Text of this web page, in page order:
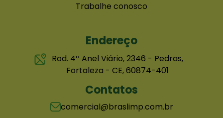
Trabalhe conosco
Endereço
Rod. 4º Anel Viário, 2346 - Pedras,
Fortaleza - CE, 60874-401
Contatos
comercial@braslimp.com.br